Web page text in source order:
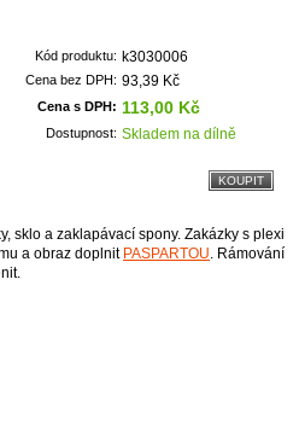
Kód produktu: k3030006
Cena bez DPH: 93,39 Kč
Cena s DPH: 113,00 Kč
Dostupnost: Skladem na dílně
sklo a zaklapávací spony. Zakázky s plexi
a obraz doplnit PASPARTOU . Rámování